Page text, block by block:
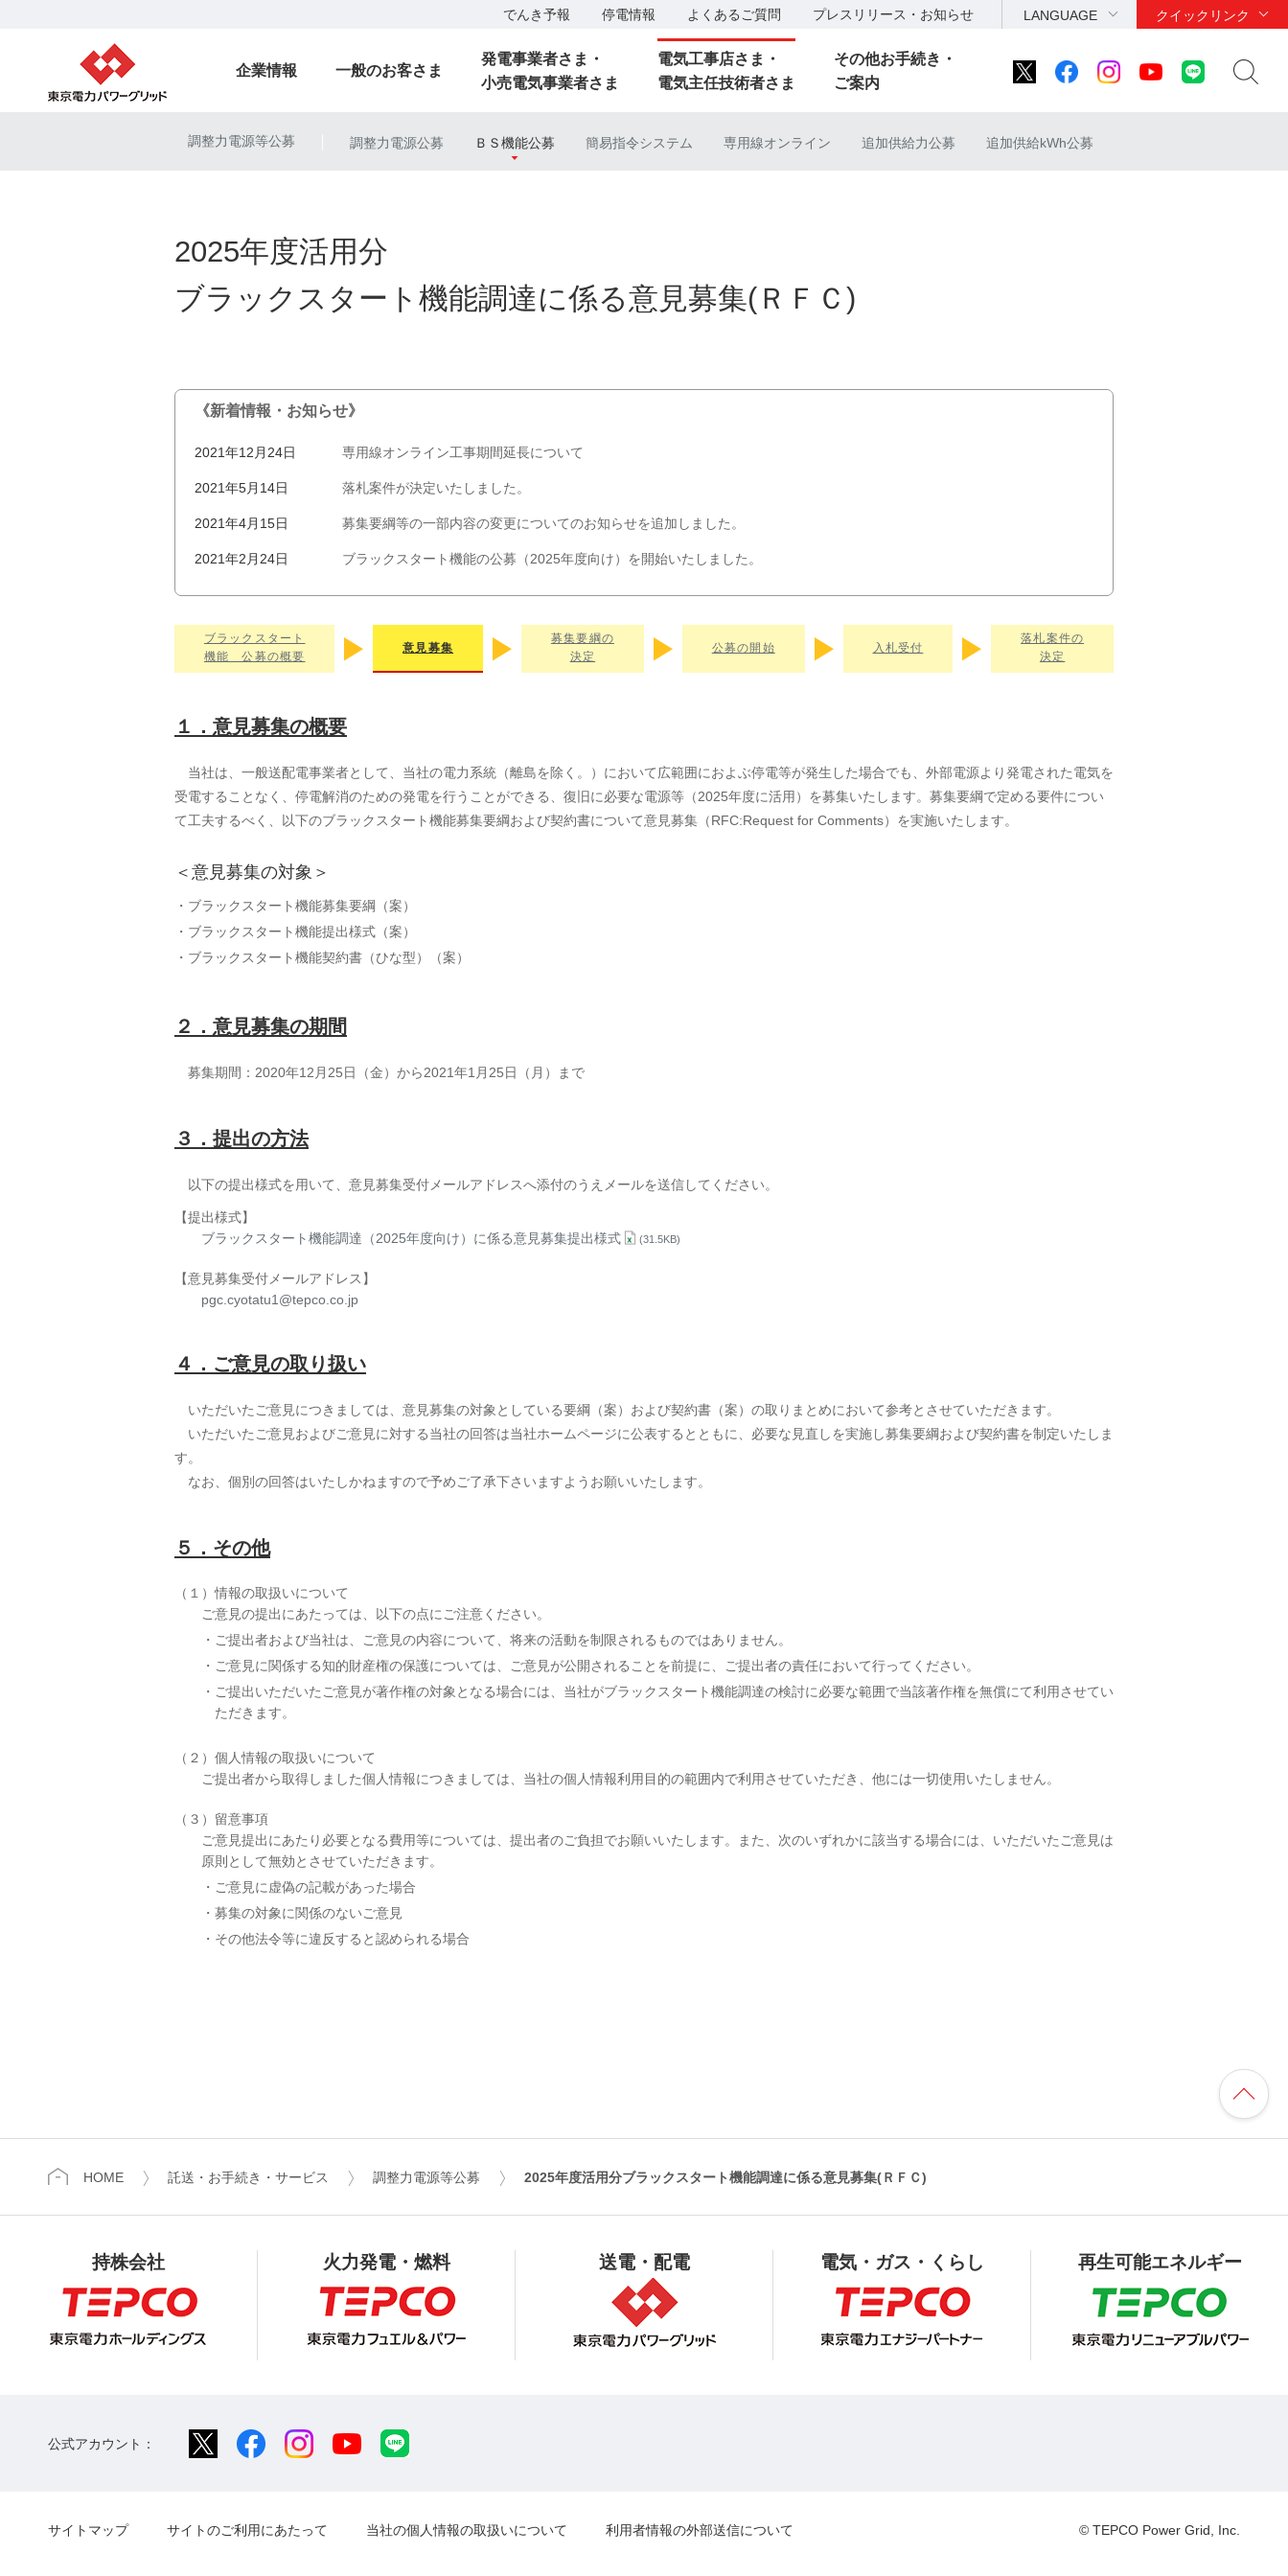
でんき予報 停電情報 よくあるご質問 プレスリリース・お知らせ LANGUAGE クイックリンク
企業情報 一般のお客さま
発電事業者さま・
小売電気事業者さま
電気工事店さま・
電気主任技術者さま
その他お手続き・
ご案内
調整力電源等公募 調整力電源公募 ＢＳ機能公募 簡易指令システム 専用線オンライン 追加供給力公募 追加供給kWh公募
2025年度活用分
ブラックスタート機能調達に係る意見募集(ＲＦＣ)
《新着情報・お知らせ》
2021年12月24日 専用線オンライン工事期間延長について
2021年5月14日 落札案件が決定いたしました。
2021年4月15日 募集要綱等の一部内容の変更についてのお知らせを追加しました。
2021年2月24日 ブラックスタート機能の公募（2025年度向け）を開始いたしました。
2020年12月25日 ブラックスタート機能の公募（2025年度向け）の概要を公表いたしました。
ブラックスタート
機能 公募の概要
意見募集
募集要綱の
決定
公募の開始 入札受付
落札案件の
決定
１．意見募集の概要
当社は、一般送配電事業者として、当社の電力系統（離島を除く。）において広範囲におよぶ停電等が発生した場合でも、外部電源より発電された電気を
受電することなく、停電解消のための発電を行うことができる、復旧に必要な電源等（2025年度に活用）を募集いたします。募集要綱で定める要件につい
て工夫するべく、以下のブラックスタート機能募集要綱および契約書について意見募集（RFC:Request for Comments）を実施いたします。
＜意見募集の対象＞
ブラックスタート機能募集要綱（案）
ブラックスタート機能提出様式（案）
ブラックスタート機能契約書（ひな型）（案）
２．意見募集の期間
募集期間：2020年12月25日（金）から2021年1月25日（月）まで
３．提出の方法
以下の提出様式を用いて、意見募集受付メールアドレスへ添付のうえメールを送信してください。
【提出様式】
ブラックスタート機能調達（2025年度向け）に係る意見募集提出様式
(31.5KB)
【意見募集受付メールアドレス】
pgc.cyotatu1@tepco.co.jp
４．ご意見の取り扱い
いただいたご意見につきましては、意見募集の対象としている要綱（案）および契約書（案）の取りまとめにおいて参考とさせていただきます。
いただいたご意見およびご意見に対する当社の回答は当社ホームページに公表するとともに、必要な見直しを実施し募集要綱および契約書を制定いたしま
す。
なお、個別の回答はいたしかねますので予めご了承下さいますようお願いいたします。
５．その他
（１）情報の取扱いについて
ご意見の提出にあたっては、以下の点にご注意ください。
ご提出者および当社は、ご意見の内容について、将来の活動を制限されるものではありません。
ご意見に関係する知的財産権の保護については、ご意見が公開されることを前提に、ご提出者の責任において行ってください。
ご提出いただいたご意見が著作権の対象となる場合には、当社がブラックスタート機能調達の検討に必要な範囲で当該著作権を無償にて利用させてい
ただきます。
（２）個人情報の取扱いについて
ご提出者から取得しました個人情報につきましては、当社の個人情報利用目的の範囲内で利用させていただき、他には一切使用いたしません。
（３）留意事項
ご意見提出にあたり必要となる費用等については、提出者のご負担でお願いいたします。また、次のいずれかに該当する場合には、いただいたご意見は
原則として無効とさせていただきます。
ご意見に虚偽の記載があった場合
募集の対象に関係のないご意見
その他法令等に違反すると認められる場合
HOME 託送・お手続き・サービス 調整力電源等公募 2025年度活用分ブラックスタート機能調達に係る意見募集(ＲＦＣ)
持株会社 火力発電・燃料 送電・配電 電気・ガス・くらし 再生可能エネルギー
公式アカウント：
サイトマップ サイトのご利用にあたって 当社の個人情報の取扱いについて 利用者情報の外部送信について © TEPCO Power Grid, Inc.